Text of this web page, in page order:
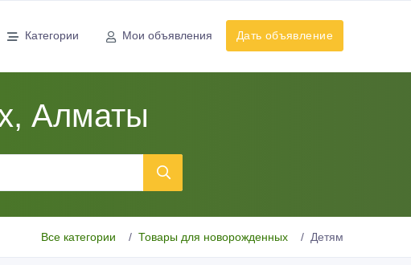
Категории Мои объявления Дать объявление
Алматы
Все категории Товары для новорожденных Детям